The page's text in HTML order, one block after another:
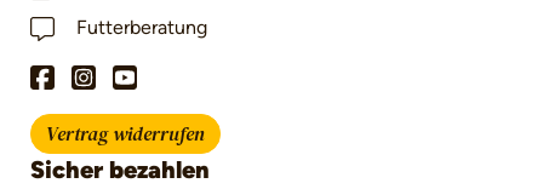
Futterberatung
Vertrag widerrufen
Sicher bezahlen